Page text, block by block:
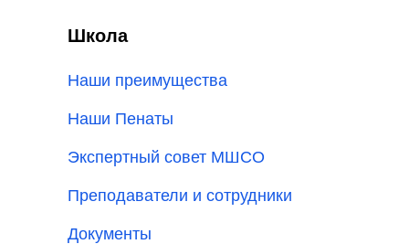
Школа
Наши преимущества
Наши Пенаты
Экспертный совет МШСО
Преподаватели и сотрудники
Документы